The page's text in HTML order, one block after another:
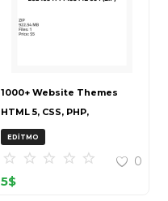
1000+ Website Themes
HTML 5, CSS, PHP,
WordPress Bundle
20240917T145511Z 001 (ZIP)
EDITMO
0
5$